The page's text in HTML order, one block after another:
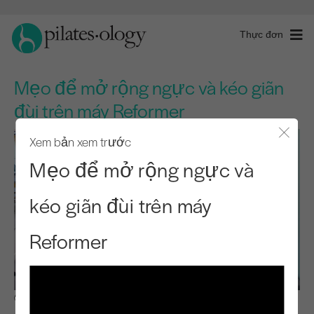
Thực đơn
Mẹo để mở rộng ngực và kéo giãn
đùi trên máy Reformer
Xem bản xem trước
Mẹo để mở rộng ngực và
kéo giãn đùi trên máy
Reformer
Quan sát & Học hỏi